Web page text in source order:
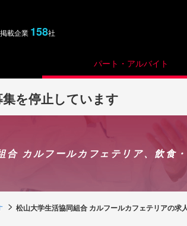
企業 158社
パート・アルバイト
を停止しています
合 カルフールカフェテリア、飲食
松山大学生活協同組合 カルフールカフェテリアの求